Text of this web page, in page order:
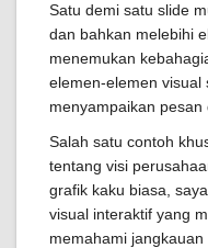
Satu demi satu slide
dan bahkan melebihi
menemukan
elemen-elemen visual
menyampaikan pesan
Salah satu contoh
tentang visi
grafik kaku biasa,
visual interaktif yang
memahami jangkauan